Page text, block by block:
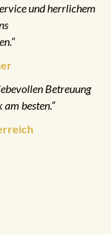
und herrlichem
Betreuung
besten.“